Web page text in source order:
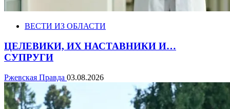
ВЕСТИ ИЗ ОБЛАСТИ
ЦЕЛЕВИКИ, ИХ НАСТАВНИКИ И…
СУПРУГИ
Ржевская Правда 03.08.2026